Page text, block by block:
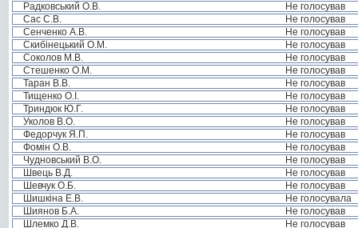
Радковський О.В.
Не голосував
Сас С.В.
Не голосував
Сенченко А.В.
Не голосував
Скибінецький О.М.
Не голосував
Соколов М.В.
Не голосував
Стешенко О.М.
Не голосував
Таран В.В.
Не голосував
Тищенко О.І.
Не голосував
Триндюк Ю.Г.
Не голосував
Уколов В.О.
Не голосував
Федорчук Я.П.
Не голосував
Фомін О.В.
Не голосував
Чудновський В.О.
Не голосував
Швець В.Д.
Не голосував
Шевчук О.Б.
Не голосував
Шишкіна Е.В.
Не голосувала
Шиянов Б.А.
Не голосував
Шлемко Д.В.
Не голосував